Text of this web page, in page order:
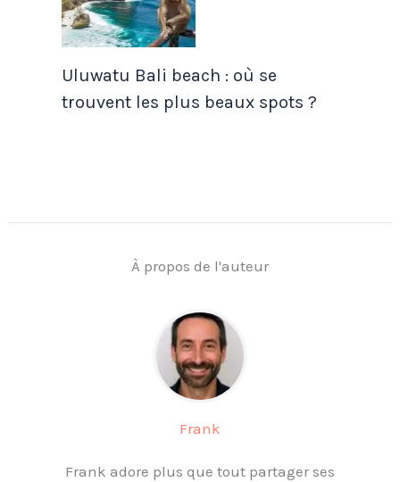
Uluwatu Bali beach : où se
trouvent les plus beaux spots ?
À propos de l'auteur
Frank
Frank adore plus que tout partager ses